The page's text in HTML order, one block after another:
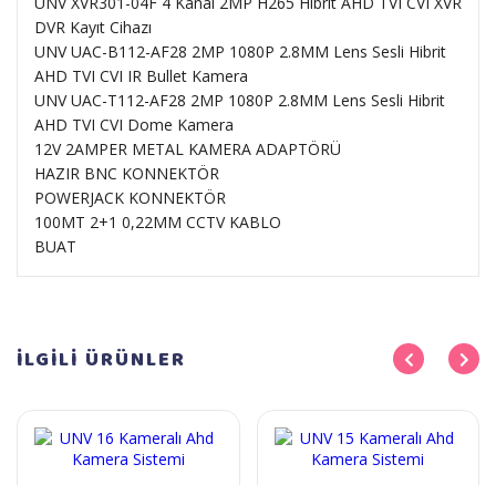
DVR Kayıt Cihazı
UNV UAC-B112-AF28 2MP 1080P 2.8MM Lens Sesli Hibrit
AHD TVI CVI IR Bullet Kamera
UNV UAC-T112-AF28 2MP 1080P 2.8MM Lens Sesli Hibrit
AHD TVI CVI Dome Kamera
12V 2AMPER METAL KAMERA ADAPTÖRÜ
HAZIR BNC KONNEKTÖR
POWERJACK KONNEKTÖR
100MT 2+1 0,22MM CCTV KABLO
BUAT
İLGİLİ ÜRÜNLER